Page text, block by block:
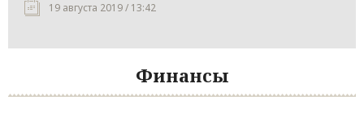
19 августа 2019 / 13:42
Финансы